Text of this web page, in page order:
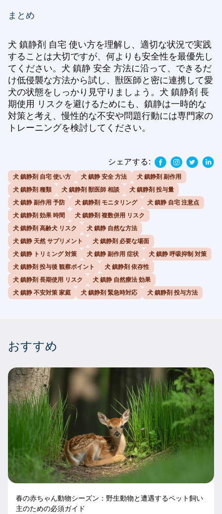
まとめ
犬 鎮静剤 自宅 使い方を理解し、適切な状況で実践
することは大切ですが、何よりも安全性を最優先し
てください。犬 鎮静 安全 方法に沿って、できるだ
け低侵襲な方法から試し、獣医師と密に連携して愛
犬の状態をしっかり見守りましょう。犬 鎮静剤 長
期使用 リスクを避けるためにも、鎮静は一時的な
対策と考え、慢性的な不安や問題行動には専門家の
トレーニングを検討してください。
シェアする:
犬 鎮静剤 自宅 使い方 犬 鎮静 安全 方法
犬 鎮静剤 副作用
犬 鎮静剤 種類
犬 鎮静剤 獣医師 相談
犬 鎮静剤 投与量
犬 鎮静 副作用 予防
犬 鎮静剤 モニタリング
犬 鎮静 自宅 注意点
犬 鎮静剤 効果 時間
犬 鎮静剤 複数併用 リスク
犬 鎮静剤 高齢犬 リスク
犬 鎮静 自然な方法
犬 鎮静 天然 サプリメント
犬 鎮静剤 必要な場面
犬 鎮静 トリミング 対策
犬 鎮静 副作用 症状
犬 鎮静 呼吸抑制 対策
犬 鎮静剤 投与後 観察ポイント
犬 鎮静剤 依存性
犬 鎮静剤 長期使用 リスク
犬 鎮静 自然療法 効果
犬 鎮静 不安対策 家庭
犬 鎮静剤 緊急時対応 犬 鎮静剤 投与方法
おすすめ
春の赤ちゃん動物シーズン：野生動物と遭遇するペット飼い
主のための必須ガイド